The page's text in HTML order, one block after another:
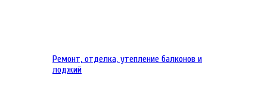
Ремонт, отделка, утепление балконов и
лоджий